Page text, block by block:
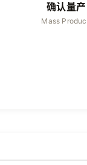
确认量产
Mass